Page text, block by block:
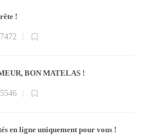
!
7472
BON MATELAS !
5546
en ligne uniquement pour vous !